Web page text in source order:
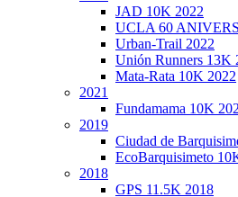
JAD 10K 2022
UCLA 60
Urban-Trail 2022
Unión Runners 13K
Mata-Rata 10K 2022
2021
Fundamama 10K
2019
Ciudad de
EcoBarquisimeto
2018
GPS 11.5K 2018